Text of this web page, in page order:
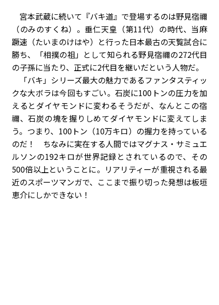
宮本武蔵に続いて『バキ道』で登場するのは野見宿禰
（のみのすくね）。垂仁天皇（第11代）の時代、当麻
蹶速（たいまのけはや）と行った日本最古の天覧試合に
勝ち、「相撲の祖」として知られる野見宿禰の272代目
の子孫に当たり、正式に2代目を継いだという人物だ。
「バキ」シリーズ最大の魅力であるファンタスティッ
クな大ボラは今回もすごい。石炭に100トンの圧力を加
えるとダイヤモンドに変わるそうだが、なんとこの宿
禰、石炭の塊を握りしめてダイヤモンドに変えてしま
う。つまり、100トン（10万キロ）の握力を持っている
のだ！ ちなみに実在する人間ではマグナス・サミュエ
ルソンの192キロが世界記録とされているので、その
500倍以上ということに。リアリティーが重視される最
近のスポーツマンガで、ここまで振り切った発想は板垣
恵介にしかできない！